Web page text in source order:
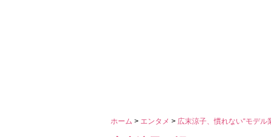
ホーム > エンタメ > 広末涼子、慣れない“モデル